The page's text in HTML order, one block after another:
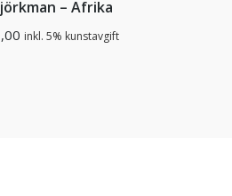
– Afrika
inkl. 5% kunstavgift